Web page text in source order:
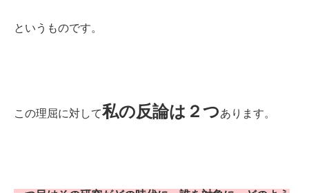
というものです。
この理屈に対して私の反論は２つあります。